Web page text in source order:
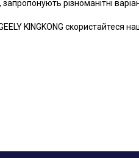
запропонують різноманітні
KINGKONG